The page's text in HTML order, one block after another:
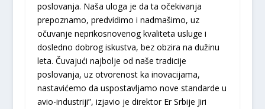
poslovanja. Naša uloga je da ta očekivanja
prepoznamo, predvidimo i nadmašimo, uz
očuvanje neprikosnovenog kvaliteta usluge i
dosledno dobrog iskustva, bez obzira na dužinu
leta. Čuvajući najbolje od naše tradicije
poslovanja, uz otvorenost ka inovacijama,
nastavićemo da uspostavljamo nove standarde u
avio-industriji”, izjavio je direktor Er Srbije Jiri